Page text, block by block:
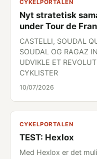
CYKELPORTALEN
Nyt stratetisk
under Tour de
CASTELLI, SOUDAL
SOUDAL OG RAGAZ
UDVIKLE ET
CYKLISTER
10/07/2026
CYKELPORTALEN
TEST: Hexlox
Med Hexlox er det